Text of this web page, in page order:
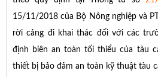
15/11/2018 của Bộ Nông nghiệp và
rời cảng đi khai thác đối với các
định biên an toàn tối thiểu của tàu
thiết bị bảo đảm an toàn kỹ thuật tàu